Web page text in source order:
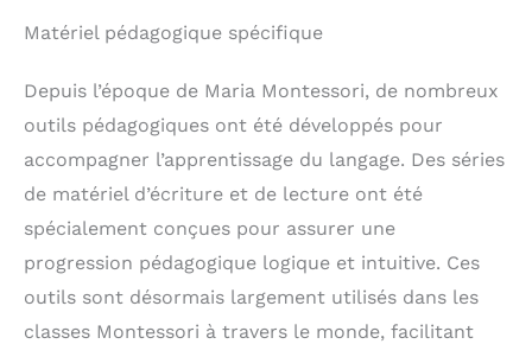
Matériel pédagogique spécifique
Depuis l’époque de Maria Montessori, de nombreux
outils pédagogiques ont été développés pour
accompagner l’apprentissage du langage. Des séries
de matériel d’écriture et de lecture ont été
spécialement conçues pour assurer une
progression pédagogique logique et intuitive. Ces
outils sont désormais largement utilisés dans les
classes Montessori à travers le monde, facilitant